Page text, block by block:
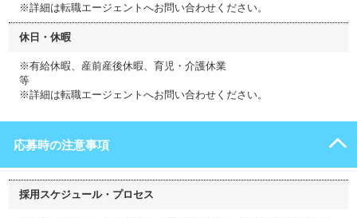
※詳細は転職エージェントへお問い合わせください。
休日・休暇
※有給休暇、産前産後休暇、育児・介護休業
等
※詳細は転職エージェントへお問い合わせください。
応募時の注意事項
採用スケジュール・プロセス